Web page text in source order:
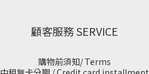
顧客服務 SERVICE
購物前須知/ Terms